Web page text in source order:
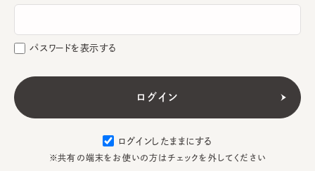
パスワードを表示する
ログインしたままにする
※共有の端末をお使いの方はチェックを外してください